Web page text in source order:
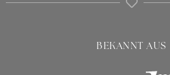
BEKANNT AUS